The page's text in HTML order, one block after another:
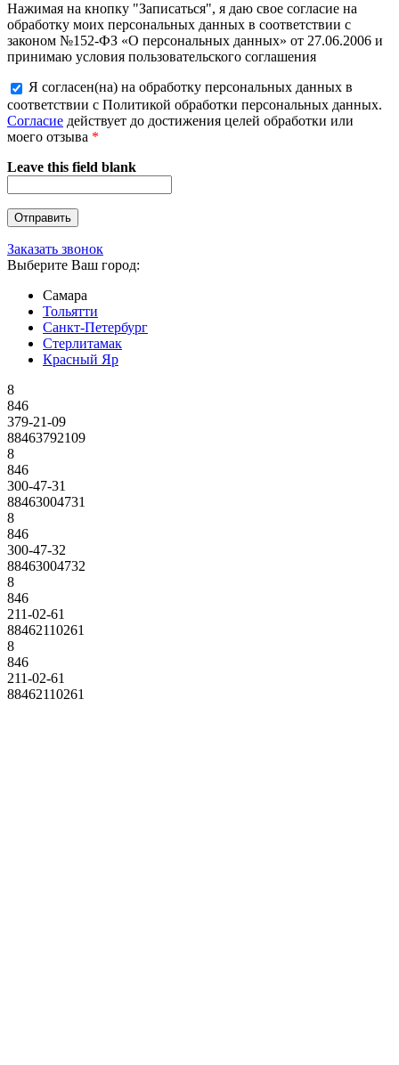
Нажимая на кнопку "Записаться", я даю свое согласие на
обработку моих персональных данных в соответствии с
законом №152-ФЗ «О персональных данных» от 27.06.2006 и
принимаю условия пользовательского соглашения
Я согласен(на) на обработку персональных данных в
соответствии с Политикой обработки персональных данных.
Согласие действует до достижения целей обработки или
моего отзыва *
Leave this field blank
Заказать звонок
Выберите Ваш город:
Самара
Тольятти
Санкт-Петербург
Стерлитамак
Красный Яр
8
846
379-21-09
88463792109
8
846
300-47-31
88463004731
8
846
300-47-32
88463004732
8
846
211-02-61
88462110261
8
846
211-02-61
88462110261